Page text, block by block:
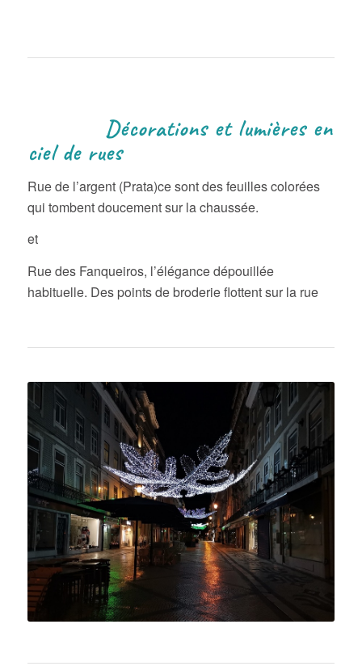
Décorations et lumières en
ciel de rues
Rue de l’argent (Prata)ce sont des feuilles colorées
qui tombent doucement sur la chaussée.
et
Rue des Fanqueiros, l’élégance dépouillée
habituelle. Des points de broderie flottent sur la rue